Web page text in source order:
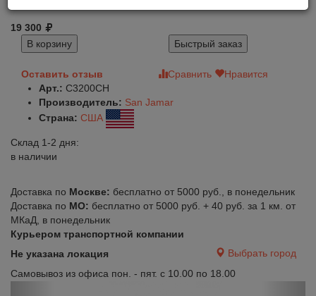
19 300
В корзину
Быстрый заказ
Оставить отзыв Сравнить
Нравится
Арт.: C3200CH
Производитель: San Jamar
Страна: США
Склад 1-2 дня:
в наличии
Доставка по Москве: бесплатно от 5000 руб., в понедельник
Доставка по МО: бесплатно от 5000 руб. + 40 руб. за 1 км. от
МКаД, в понедельник
Курьером транспортной компании
Не указана локация
Выбрать город
Самовывоз из офиса пон. - пят. с 10.00 по 18.00